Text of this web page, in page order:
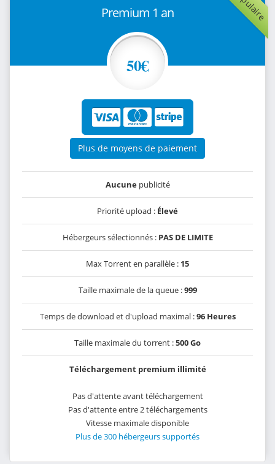
Premium 1 an
50€
Plus de moyens de paiement
Aucunepublicité
Priorité upload : Élevé
Hébergeurs sélectionnés : PAS DE LIMITE
Max Torrent en parallèle : 15
Taille maximale de la queue :999
Temps de download et d'upload maximal :96 Heures
Taille maximale du torrent :500 Go
Téléchargement premium illimité
Pas d'attente avant téléchargement
Pas d'attente entre 2 téléchargements
Vitesse maximale disponible
Plus de 300 hébergeurs supportés